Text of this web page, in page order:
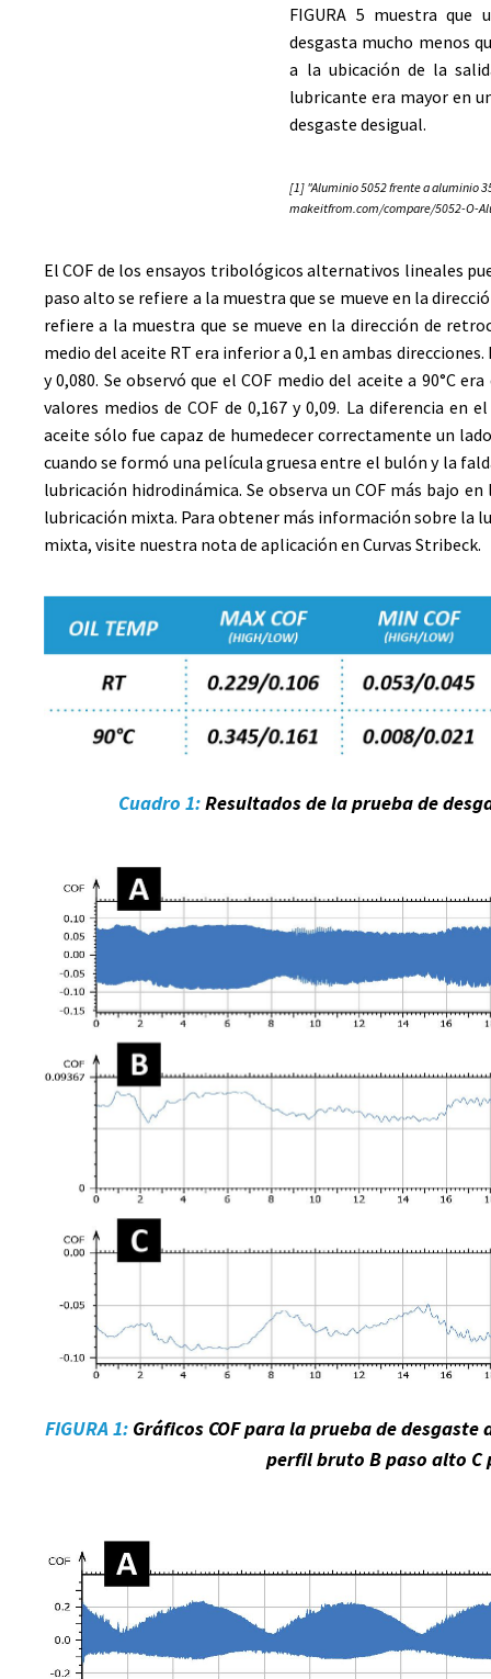
FIGURA 5 muestra
desgasta mucho menos
a la ubicación de la
lubricante era mayor en
desgaste desigual.
[1] "Aluminio 5052 frente a aluminio
makeitfrom.com/compare/5052-O-
El COF de los ensayos tribológicos alternativos lineales
paso alto se refiere a la muestra que se mueve en la
refiere a la muestra que se mueve en la dirección de
medio del aceite RT era inferior a 0,1 en ambas direcciones.
y 0,080. Se observó que el COF medio del aceite a 90°C
valores medios de COF de 0,167 y 0,09. La diferencia en
aceite sólo fue capaz de humedecer correctamente un
cuando se formó una película gruesa entre el bulón y la
lubricación hidrodinámica. Se observa un COF más bajo
lubricación mixta. Para obtener más información sobre la
mixta, visite nuestra nota de aplicación en Curvas Stribeck.
Cuadro 1:Resultados de la prueba de
FIGURA 1: Gráficos COF para la prueba de
perfil bruto B paso alto C